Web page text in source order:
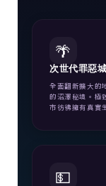
🌴
次世代罪惡
全面翻新擴大的
的沼澤秘境。極
市彷彿擁有真實
💵